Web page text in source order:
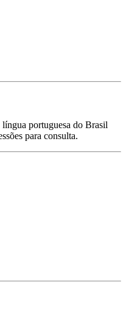
portuguesa do Brasil
para consulta.